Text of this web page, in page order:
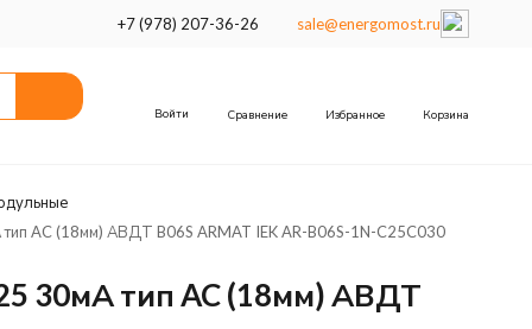
+7 (978) 207-36-26 sale@energomost.ru
Войти Сравнение Избранное Корзина
AC (18мм) АВДТ B06S ARMAT IEK AR-B06S-1N-C25C030
30мА тип AC (18мм) АВДТ